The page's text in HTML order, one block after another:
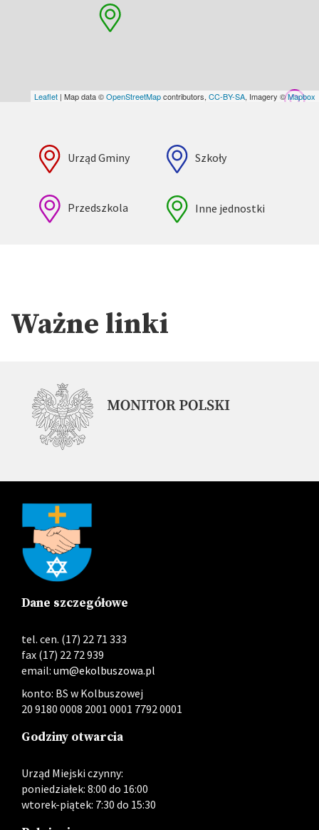
Leaflet | Map data ©OpenStreetMapcontributors, CC-BY-SA, Imagery ©Mapbox
Urząd Gminy Szkoły
Przedszkola Inne jednostki
Ważne linki
Dane szczegółowe
tel. cen. (17) 22 71 333
fax (17) 22 72 939
email: um@ekolbuszowa.pl
konto: BS w Kolbuszowej
20 9180 0008 2001 0001 7792 0001
Godziny otwarcia
Urząd Miejski czynny:
poniedziałek: 8:00 do 16:00
wtorek-piątek: 7:30 do 15:30